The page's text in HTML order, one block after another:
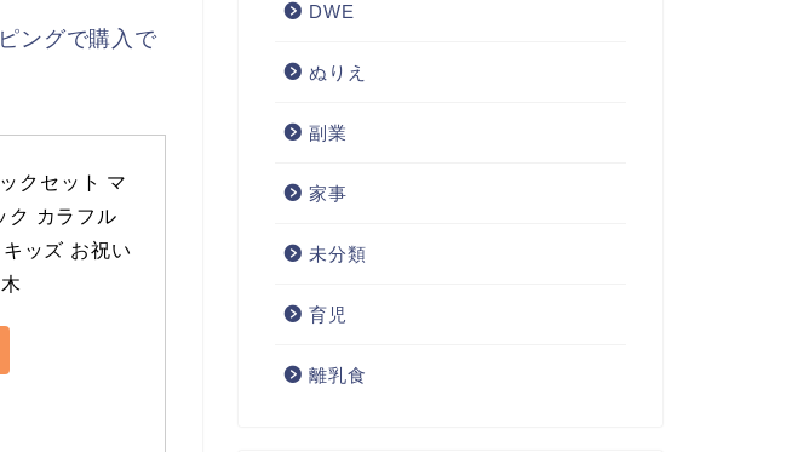
ングで購入で
クセット マ
ク カラフル
ッズ お祝い
DWE
ぬりえ
副業
家事
未分類
育児
離乳食